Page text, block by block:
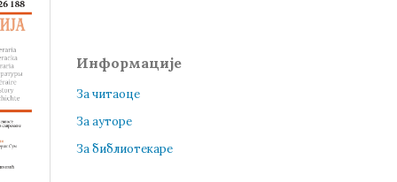
Информације
За читаоце
За ауторе
За библиотекаре